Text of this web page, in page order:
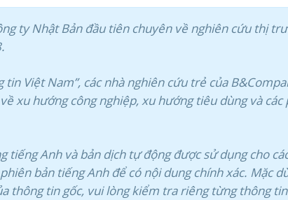
ty Nhật Bản đầu tiên chuyên về nghiên cứu thị
tin Việt Nam”, các nhà nghiên cứu trẻ của
xu hướng công nghiệp, xu hướng tiêu dùng và
tiếng Anh và bản dịch tự động được sử dụng cho
bản tiếng Anh để có nội dung chính xác. Mặc
thông tin gốc, vui lòng kiểm tra riêng từng thông